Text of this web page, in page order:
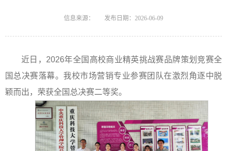
信息来源： 发布日期：2026-06-09
近日，2026年全国高校商业精英挑战赛品牌策划竞赛全
国总决赛落幕。我校市场营销专业参赛团队在激烈角逐中脱
颖而出，荣获全国总决赛二等奖。